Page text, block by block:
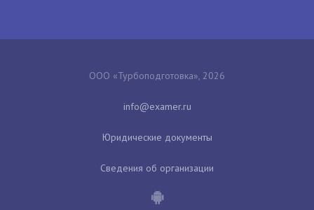
ООО «Турбоподготовка», 2026
Юридические документы
Сведения об организации